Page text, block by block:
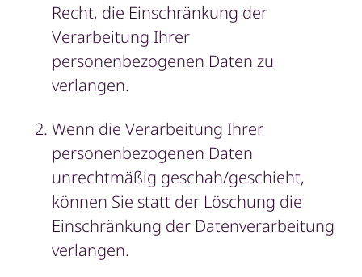
Recht, die Einschränkung der
Verarbeitung Ihrer
personenbezogenen Daten zu
verlangen.
Wenn die Verarbeitung Ihrer
personenbezogenen Daten
unrechtmäßig geschah/geschieht,
können Sie statt der Löschung die
Einschränkung der Datenverarbeitung
verlangen.